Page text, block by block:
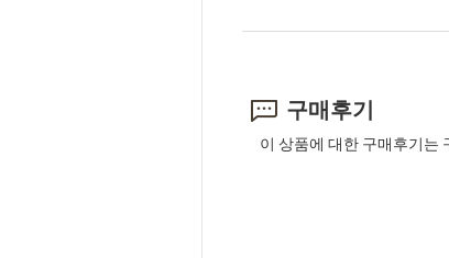
구매후기
이 상품에 대한 구매후기는